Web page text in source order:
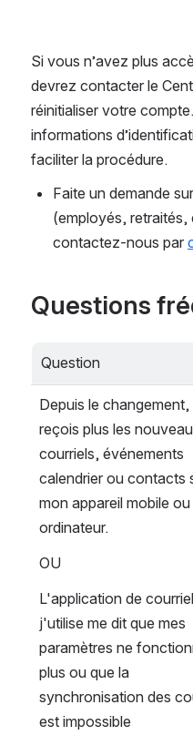
Si vous n’avez plus
devrez contacter le
réinitialiser votre
informations
faciliter la procédure.
Faite un demande
(employés,
contactez-nous par
Questions
Question
Depuis le changement,
reçois plus les
courriels, événements
calendrier ou contacts
mon appareil mobile ou
ordinateur.
OU
L'application de
j'utilise me dit que mes
paramètres ne
plus ou que la
synchronisation des
est impossible